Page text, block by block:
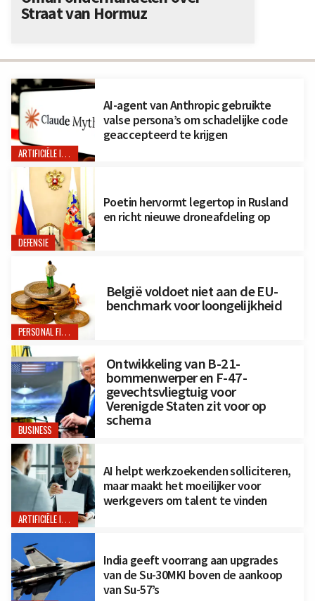
ARTIFICIËLE INTELLIGENTIE
AI-agent van Anthropic gebruikte
valse persona’s om schadelijke code
geaccepteerd te krijgen
DEFENSIE
Poetin hervormt legertop in Rusland
en richt nieuwe droneafdeling op
PERSONAL FINANCE
België voldoet niet aan de EU-
benchmark voor loongelijkheid
BUSINESS
Ontwikkeling van B-21-
bommenwerper en F-47-
gevechtsvliegtuig voor
Verenigde Staten zit voor op
schema
ARTIFICIËLE INTELLIGENTIE
AI helpt werkzoekenden solliciteren,
maar maakt het moeilijker voor
werkgevers om talent te vinden
India geeft voorrang aan upgrades
van de Su-30MKI boven de aankoop
van Su-57’s
Straat van Hormuz